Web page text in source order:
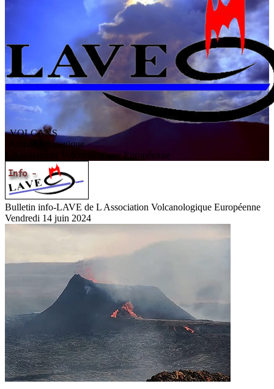
VOLCANS
/ Activité volcanique
ssociation V olcanologiqueEuropéenne
Bulletin info-LAVE de L Association Volcanologique Européenne
Vendredi 14 juin 2024